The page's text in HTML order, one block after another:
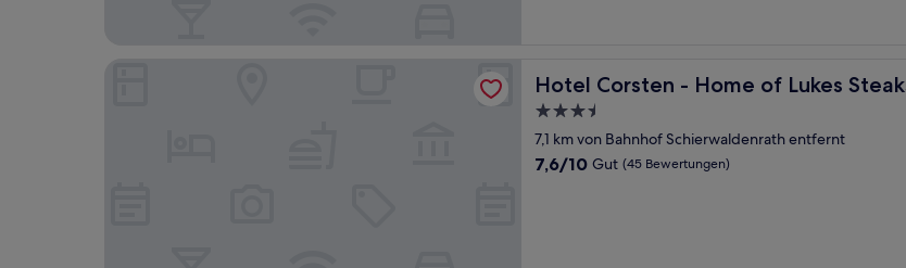
Hotel Corsten - Home of Lukes
Hotel Corsten - Home of Lukes Steaks & More
3.5-
Sterne-
Unterkunft
7,1 km von Bahnhof Schierwaldenrath entfernt
7.6
7,6/10 Gut (45 Bewertungen)
Hotel Corsten - Home of Lukes Steaks & More - Heinsberg